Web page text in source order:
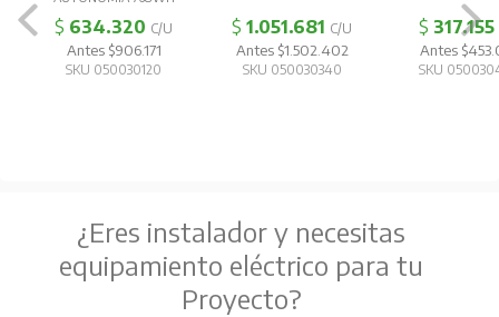
Presentación: Caja de plástico
Incluye:
(X4)
Puntas pozidriv: PZO, PZ1 (X3) PZ2 (X3), PZ3 (X2)
$ 634.320 C/U
Antes $906.171
SKU 050030120
$1.051.681 C/U
Antes $1.502.402
SKU 050030340
$ 317.155
Antes
SKU
¿Eres instalador y necesitas
equipamiento eléctrico para tu
Proyecto?